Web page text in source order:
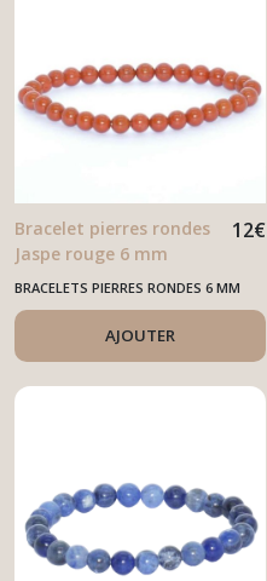
Bracelet pierres rondes
Jaspe rouge 6 mm
12€
BRACELETS PIERRES RONDES 6 MM
AJOUTER